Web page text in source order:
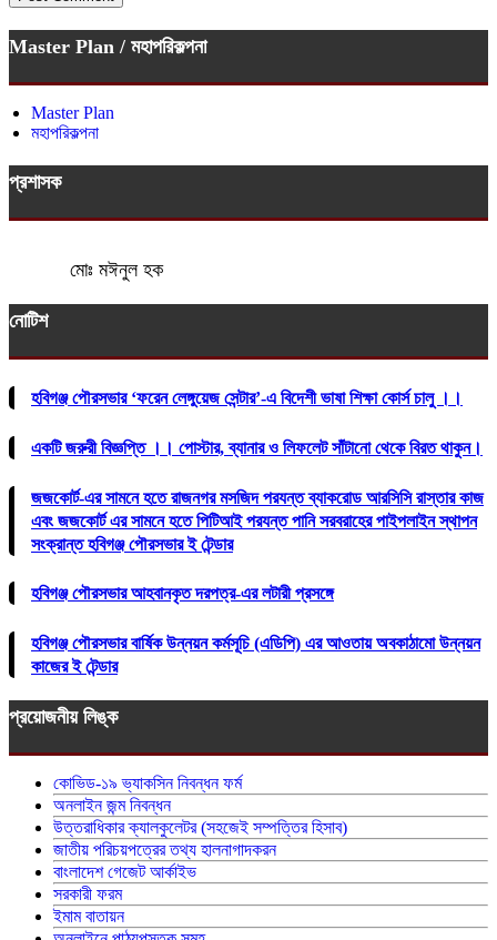
Master Plan / মহাপরিকল্পনা
Master Plan
মহাপরিকল্পনা
প্রশাসক
মোঃ মঈনুল হক
নোটিশ
হবিগঞ্জ পৌরসভার ‘ফরেন লেঙ্গুয়েজ সেন্টার’-এ বিদেশী ভাষা শিক্ষা কোর্স চালু ।।
একটি জরুরী বিজ্ঞপ্তি ।। পোস্টার, ব্যানার ও লিফলেট সাঁটানো থেকে বিরত থাকুন।
জজকোর্ট-এর সামনে হতে রাজনগর মসজিদ পরযন্ত ব্যাকরোড আরসিসি রাস্তার কাজ
এবং জজকোর্ট এর সামনে হতে পিটিআই পরযন্ত পানি সরবরাহের পাইপলাইন স্থাপন
সংক্রান্ত হবিগঞ্জ পৌরসভার ই টেন্ডার
হবিগঞ্জ পৌরসভার আহবানকৃত দরপত্র-এর লটারী প্রসঙ্গে
হবিগঞ্জ পৌরসভার বার্ষিক উন্নয়ন কর্মসূচি (এডিপি) এর আওতায় অবকাঠামো উন্নয়ন
কাজের ই টেন্ডার
প্রয়োজনীয় লিঙ্ক
কোভিড-১৯ ভ্যাকসিন নিবন্ধন ফর্ম
অনলাইন জন্ম নিবন্ধন
উত্তরাধিকার ক্যালকুলেটর (সহজেই সম্পত্তির হিসাব)
জাতীয় পরিচয়পত্রের তথ্য হালনাগাদকরন
বাংলাদেশ গেজেট আর্কাইভ
সরকারী ফরম
ইমাম বাতায়ন